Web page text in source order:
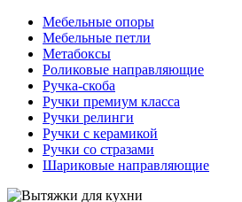
Мебельные опоры
Мебельные петли
Метабоксы
Роликовые направляющие
Ручка-скоба
Ручки премиум класса
Ручки релинги
Ручки с керамикой
Ручки со стразами
Шариковые направляющие